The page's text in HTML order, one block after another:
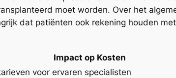
moet worden. Over het
dat patiënten ook rekening houden
Impact op Kosten
voor ervaren specialisten